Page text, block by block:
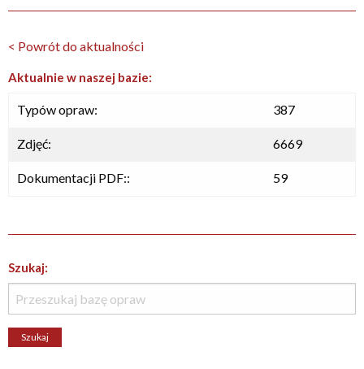
< Powrót do aktualności
Aktualnie w naszej bazie:
Typów opraw: 387
Zdjęć: 6669
Dokumentacji PDF:: 59
Szukaj: